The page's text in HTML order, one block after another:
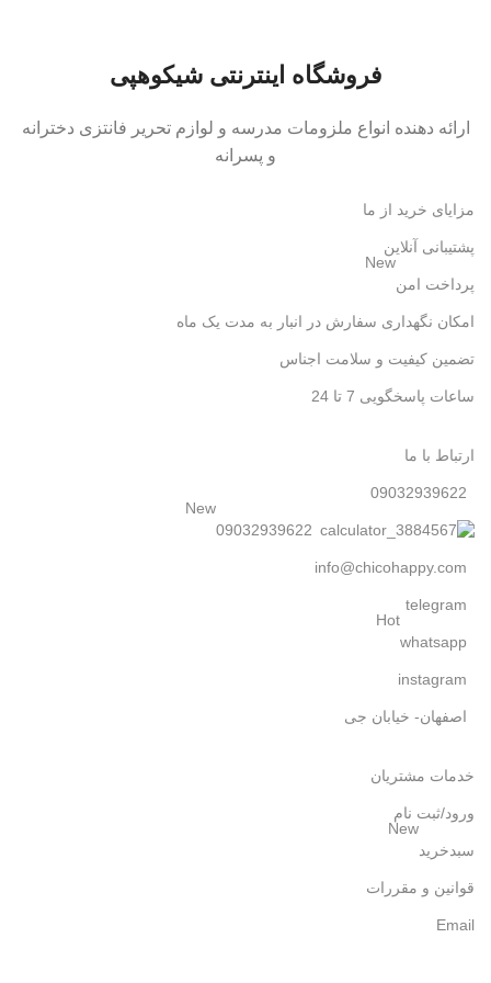
فروشگاه اینترنتی شیکوهپی
ارائه دهنده انواع ملزومات مدرسه و لوازم تحریر فانتزی دخترانه
و پسرانه
مزایای خرید از ما
پشتیبانی آنلاین
پرداخت امن
New
امکان نگهداری سفارش در انبار به مدت یک ماه
تضمین کیفیت و سلامت اجناس
ساعات پاسخگویی 7 تا 24
ارتباط با ما
09032939622
09032939622
New
info@chicohappy.com
telegram
whatsapp
Hot
instagram
اصفهان- خیابان جی
خدمات مشتریان
ورود/ثبت نام
سبدخرید
New
قوانین و مقررات
Email